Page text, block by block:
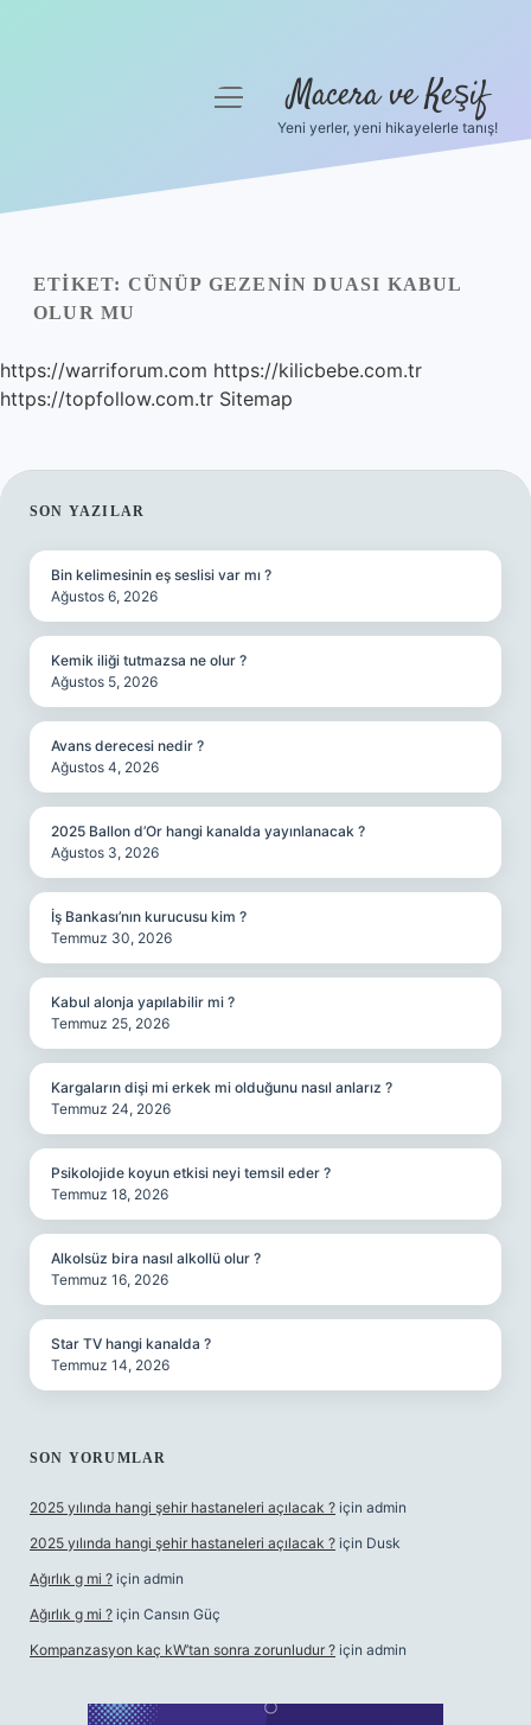
Yasal Uyarı
menüyüMacera ve Keşif
Yeni yerler, yeni hikayelerle tanış!
ETIKET: CÜNÜP GEZENIN DUASI KABUL
OLUR MU
https://warriforum.com https://kilicbebe.com.tr
https://topfollow.com.tr Sitemap
SIDEBAR
SON YAZILAR
Bin kelimesinin eş seslisi var mı ?
Ağustos 6, 2026
Kemik iliği tutmazsa ne olur ?
Ağustos 5, 2026
Avans derecesi nedir ?
Ağustos 4, 2026
2025 Ballon d’Or hangi kanalda yayınlanacak ?
Ağustos 3, 2026
İş Bankası’nın kurucusu kim ?
Temmuz 30, 2026
Kabul alonja yapılabilir mi ?
Temmuz 25, 2026
Kargaların dişi mi erkek mi olduğunu nasıl anlarız ?
Temmuz 24, 2026
Psikolojide koyun etkisi neyi temsil eder ?
Temmuz 18, 2026
Alkolsüz bira nasıl alkollü olur ?
Temmuz 16, 2026
Star TV hangi kanalda ?
Temmuz 14, 2026
SON YORUMLAR
2025 yılında hangi şehir hastaneleri açılacak ? için admin
2025 yılında hangi şehir hastaneleri açılacak ? için Dusk
Ağırlık g mi ? için admin
Ağırlık g mi ? için Cansın Güç
Kompanzasyon kaç kW’tan sonra zorunludur ? için admin